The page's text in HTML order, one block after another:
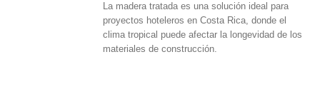
La madera tratada es una solución ideal para
proyectos hoteleros en Costa Rica, donde el
clima tropical puede afectar la longevidad de los
materiales de construcción.